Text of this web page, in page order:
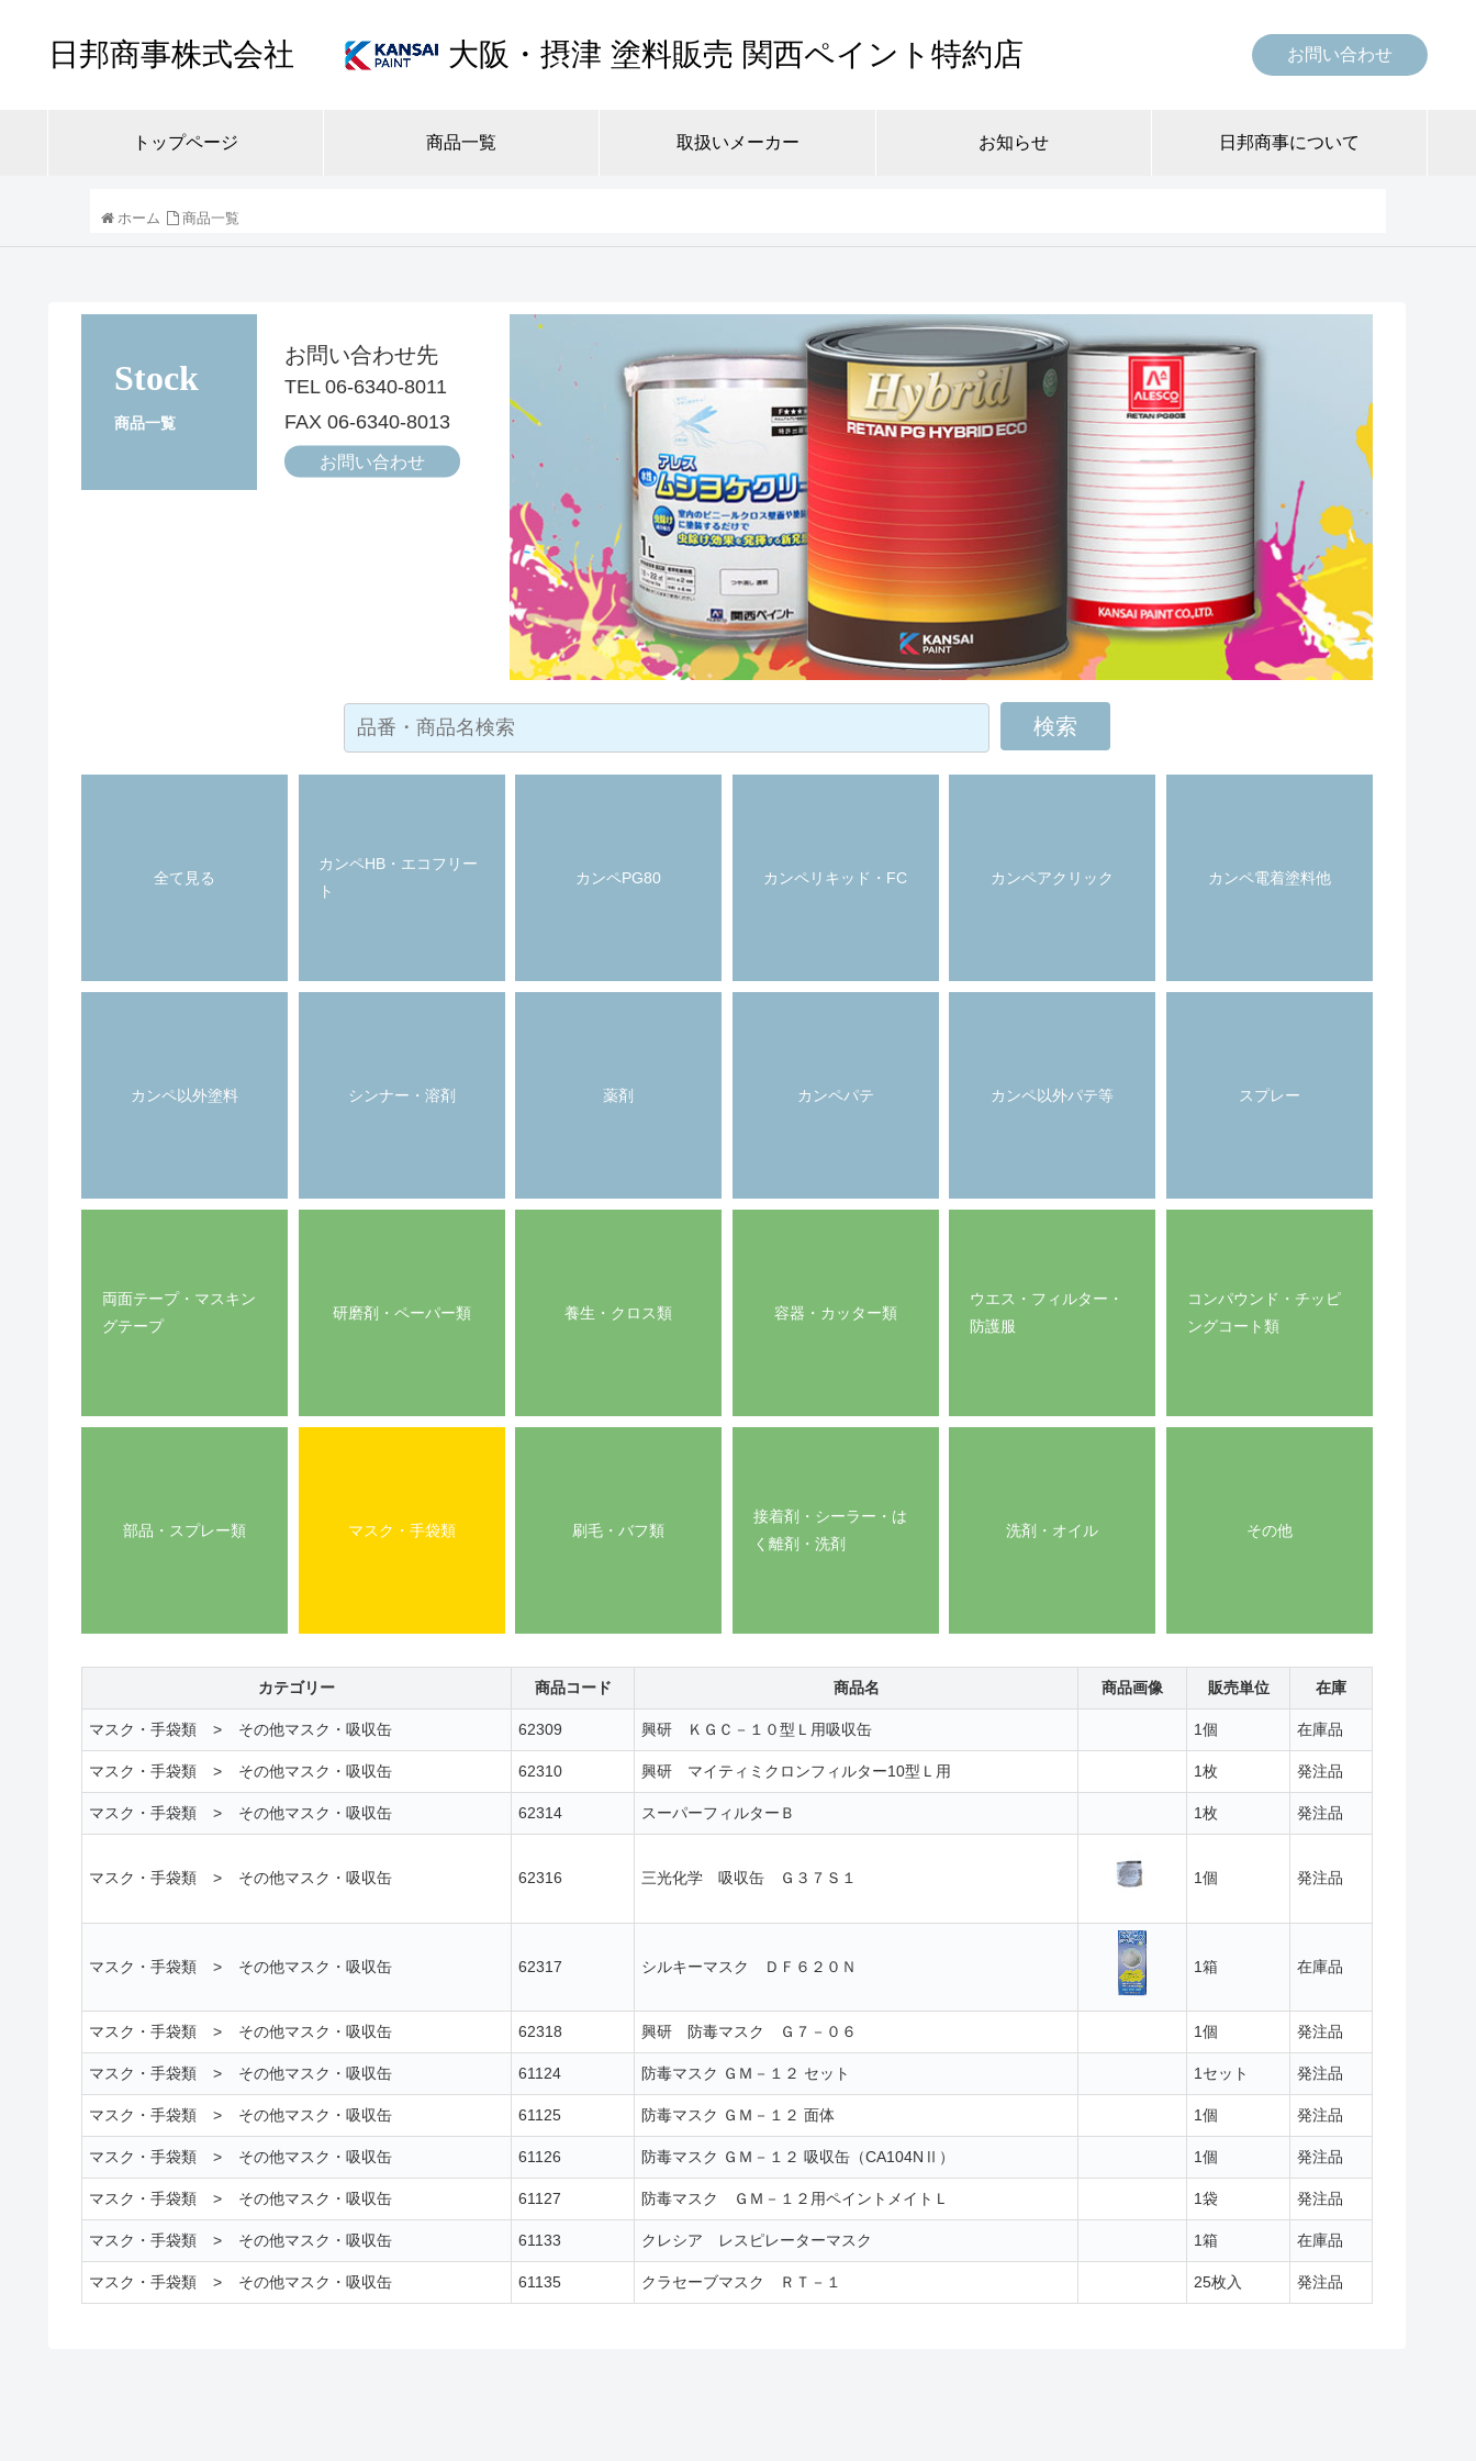
日邦商事株式会社 大阪・摂津 塗料販売 関西ペイント特約店 お問い合わせ
トップページ 商品一覧 取扱いメーカー お知らせ 日邦商事について
ホーム 商品一覧
Stock
商品一覧
お問い合わせ先
TEL 06-6340-8011
FAX 06-6340-8013
お問い合わせ
全て見る
カンペHB・エコフリー
ト
カンペPG80 カンペリキッド・FC カンペアクリック カンペ電着塗料他
カンペ以外塗料 シンナー・溶剤 薬剤 カンペパテ カンペ以外パテ等 スプレー
両面テープ・マスキン
グテープ
研磨剤・ペーパー類 養生・クロス類 容器・カッター類
ウエス・フィルター・
防護服
コンパウンド・チッピ
ングコート類
部品・スプレー類 マスク・手袋類 刷毛・バフ類
接着剤・シーラー・は
く離剤・洗剤
洗剤・オイル その他
カテゴリー 商品コード 商品名 商品画像 販売単位 在庫
マスク・手袋類 > その他マスク・吸収缶 62309 興研 ＫＧＣ－１０型Ｌ用吸収缶 1個 在庫品
マスク・手袋類 > その他マスク・吸収缶 62310 興研 マイティミクロンフィルター10型Ｌ用 1枚 発注品
マスク・手袋類 > その他マスク・吸収缶 62314 スーパーフィルターＢ 1枚 発注品
マスク・手袋類 > その他マスク・吸収缶 62316 三光化学 吸収缶 Ｇ３７Ｓ１ 1個 発注品
マスク・手袋類 > その他マスク・吸収缶 62317 シルキーマスク ＤＦ６２０Ｎ 1箱 在庫品
マスク・手袋類 > その他マスク・吸収缶 62318 興研 防毒マスク Ｇ７－０６ 1個 発注品
マスク・手袋類 > その他マスク・吸収缶 61124 防毒マスク ＧＭ－１２ セット 1セット 発注品
マスク・手袋類 > その他マスク・吸収缶 61125 防毒マスク ＧＭ－１２ 面体 1個 発注品
マスク・手袋類 > その他マスク・吸収缶 61126 防毒マスク ＧＭ－１２ 吸収缶（CA104NⅡ） 1個 発注品
マスク・手袋類 > その他マスク・吸収缶 61127 防毒マスク ＧＭ－１２用ペイントメイトＬ 1袋 発注品
マスク・手袋類 > その他マスク・吸収缶 61133 クレシア レスピレーターマスク 1箱 在庫品
マスク・手袋類 > その他マスク・吸収缶 61135 クラセーブマスク ＲＴ－１ 25枚入 発注品